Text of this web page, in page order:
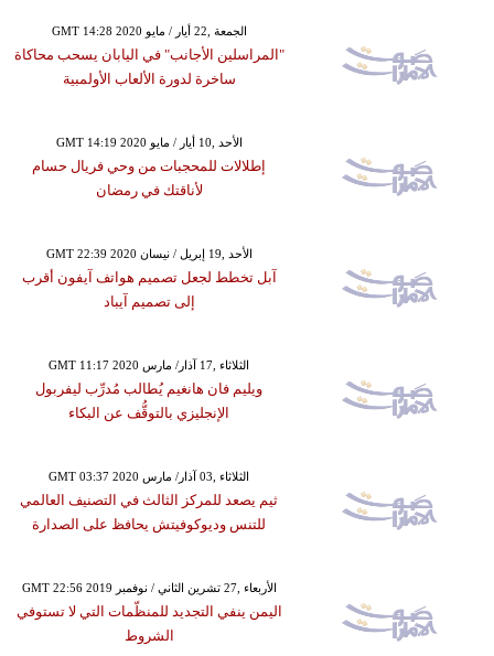
GMT 14:28 2020 الجمعة ,22 أيار / مايو
"المراسلين الأجانب" في اليابان يسحب محاكاة
ساخرة لدورة الألعاب الأولمبية
GMT 14:19 2020 الأحد ,10 أيار / مايو
إطلالات للمحجبات من وحي فريال حسام
لأناقتك في رمضان
GMT 22:39 2020 الأحد ,19 إبريل / نيسان
آبل تخطط لجعل تصميم هواتف آيفون أقرب
إلى تصميم آيباد
GMT 11:17 2020 الثلاثاء ,17 آذار/ مارس
ويليم فان هانغيم يُطالب مُدرِّب ليفربول
الإنجليزي بالتوقُّف عن البكاء
GMT 03:37 2020 الثلاثاء ,03 آذار/ مارس
ثيم يصعد للمركز الثالث في التصنيف العالمي
للتنس وديوكوفيتش يحافظ على الصدارة
GMT 22:56 2019 الأربعاء ,27 تشرين الثاني / نوفمبر
اليمن ينفي التجديد للمنظّمات التي لا تستوفي
الشروط